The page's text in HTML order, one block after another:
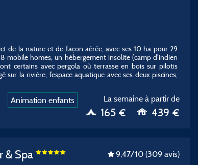
de la nature et de façon aérée, avec ses 10 ha pour 29
mobile homes, un hébergement insolite (camp d'indien
certains avec pergola où terrasse en bois sur pilotis
la rivière, l’espace aquatique avec ses deux piscines,
Animation enfants La semaine à partir de
165 € 439 €
& Spa 9,47/10 (309 avis)